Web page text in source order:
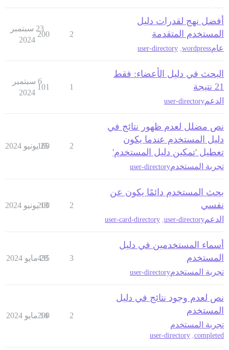
أفضل نهج لقدرات دليل
المستخدم المتقدمة
عامwordpress
user-directory
2
200
23 سبتمبر
2024
البحث في دليل الأعضاء: فقط
21 نتيجة
الدعمuser-directory
1
101
6 سبتمبر
2024
نص مضلل لعدم ظهور نتائج في
دليل المستخدم عندما يكون
تعطيل 'تمكين دليل المستخدم'
تجربة المستخدمuser-directory
2
160
25 يونيو 2024
بحث المستخدم دائمًا يكون عن
نفسي
الدعمuser-directory
user-card-directory
2
200
13 يونيو 2024
أسماء المستخدمين في دليل
المستخدم
تجربة المستخدمuser-directory
3
435
28 مايو 2024
نص لعدم وجود نتائج في دليل
المستخدم
تجربة المستخدم
completed
,
user-directory
2
299
14 مايو 2024